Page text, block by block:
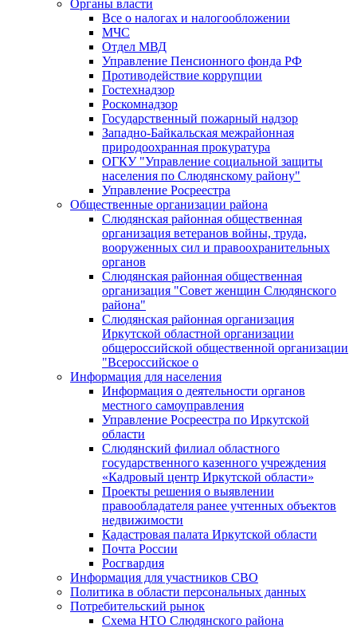
Органы власти
Все о налогах и налогообложении
МЧС
Отдел МВД
Управление Пенсионного фонда РФ
Противодействие коррупции
Гостехнадзор
Роскомнадзор
Государственный пожарный надзор
Западно-Байкальская межрайонная
природоохранная прокуратура
ОГКУ "Управление социальной защиты
населения по Слюдянскому району"
Управление Росреестра
Общественные организации района
Слюдянская районная общественная
организация ветеранов войны, труда,
вооруженных сил и правоохранительных
органов
Слюдянская районная общественная
организация "Совет женщин Слюдянского
района"
Слюдянская районная организация
Иркутской областной организации
общероссийской общественной организации
"Всероссийское о
Информация для населения
Информация о деятельности органов
местного самоуправления
Управление Росреестра по Иркутской
области
Слюдянский филиал областного
государственного казенного учреждения
«Кадровый центр Иркутской области»
Проекты решения о выявлении
правообладателя ранее учтенных объектов
недвижимости
Кадастровая палата Иркутской области
Почта России
Росгвардия
Информация для участников СВО
Политика в области персональных данных
Потребительский рынок
Схема НТО Слюдянского района